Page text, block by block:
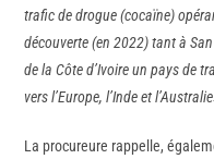
trafic de drogue (cocaïne)
découverte (en 2022) tant à
de la Côte d’Ivoire un pays de
vers l’Europe, l’Inde et
La procureure rappelle,